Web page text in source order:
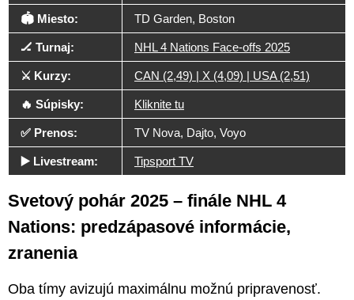
🏟️ Miesto: TD Garden, Boston
🏒 Turnaj: NHL 4 Nations Face-offs 2025
⚔️ Kurzy: CAN (2,49) | X (4,09) | USA (2,51)
🔥 Súpisky: Kliknite tu
✅ Prenos: TV Nova, Dajto, Voyo
▶️ Livestream: Tipsport TV
Svetový pohár 2025 – finále NHL 4
Nations: predzápasové informácie,
zranenia
Oba tímy avizujú maximálnu možnú pripravenosť.